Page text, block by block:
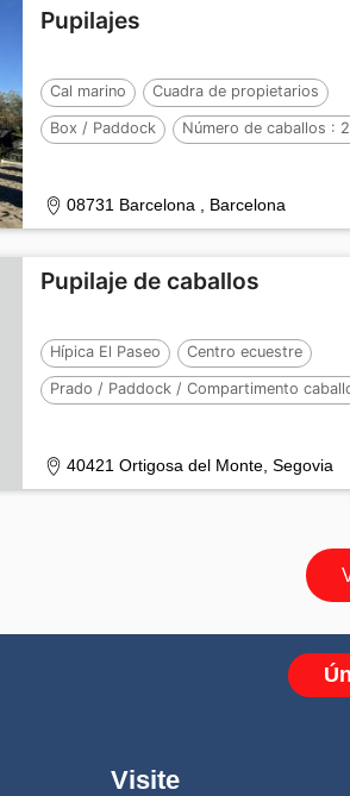
Pupilajes
Cal marino Cuadra de propietarios
Box / Paddock Número de caballos :
08731 Barcelona , Barcelona
Pupilaje de caballos
Hípica El Paseo Centro ecuestre
Prado / Paddock / Compartimento
40421 Ortigosa del Monte, Segovia
Visite